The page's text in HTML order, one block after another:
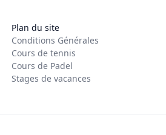
Plan du site
Conditions Générales
Cours de tennis
Cours de Padel
Stages de vacances